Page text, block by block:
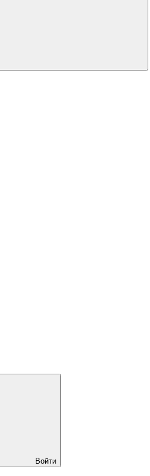
Войти